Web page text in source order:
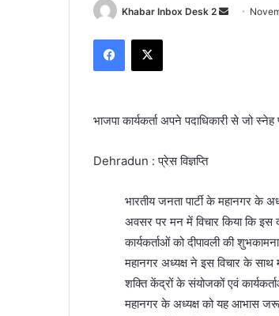
Khabar Inbox Desk 2
Send
Facebook
X
भाजपा कार्यकर्ता अपने पदाधिकारी से जो
Dehradun : प्रेस विज्ञप्ति
भारतीय जनता पार्टी के महानगर के
अवसर पर मन में विचार किया कि
कार्यकर्ताओं को दीपावली की
महानगर अध्यक्ष ने इस विचार के
शक्ति केंद्रों के संयोजकों एवं
महानगर के अध्यक्ष को यह आभास जरूर